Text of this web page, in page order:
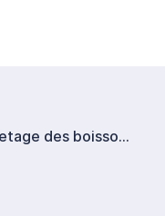
Étiquetage des boissons alcoolisées